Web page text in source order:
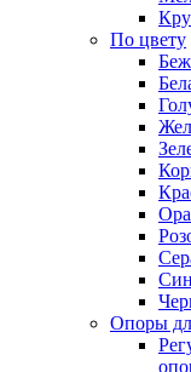
По цвету
Опоры